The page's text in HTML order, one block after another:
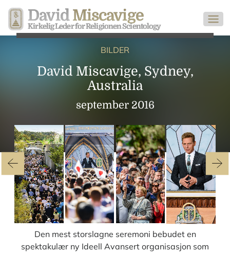
David Miscavige
Kirkelig Leder for Religionen Scientology
BILDER
David Miscavige, Sydney,
Australia
september 2016
Den mest storslagne seremoni bebudet en
spektakulær ny Ideell Avansert organisasjon som